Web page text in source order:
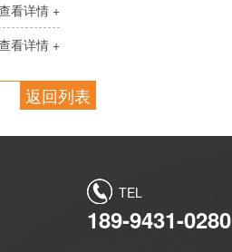
看详情 +
看详情 +
返回列表
TEL
189-9431-0280